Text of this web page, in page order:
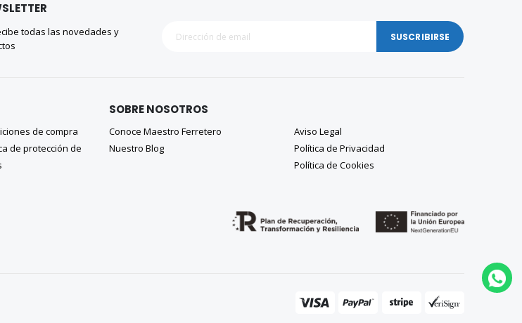
todas las novedades y
SUSCRIBIRSE
de compra
de protección de
SOBRE NOSOTROS
Conoce Maestro Ferretero
Nuestro Blog
Aviso Legal
Política de Privacidad
Política de Cookies